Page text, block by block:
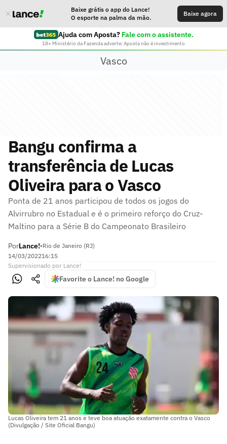
Baixe grátis o app do Lance!
O esporte na palma da mão.
Baixe agora
Ajuda com Aposta? Fale com o assistente.
18+ Ministério da Fazenda adverte: Aposta não é investimento
Vasco
Bangu confirma a
transferência de Lucas
Oliveira para o Vasco
Ponta de 21 anos participou de todos os jogos do
Alvirrubro no Estadual e é o primeiro reforço do Cruz-
Maltino para a Série B do Campeonato Brasileiro
PorLance!•Rio de Janeiro (RJ)
14/03/202216:15
Supervisionado por Lance!
Favorite o Lance! no Google
Lucas Oliveira tem 21 anos e teve boa atuação exatamente contra o Vasco
(Divulgação / Site Oficial Bangu)